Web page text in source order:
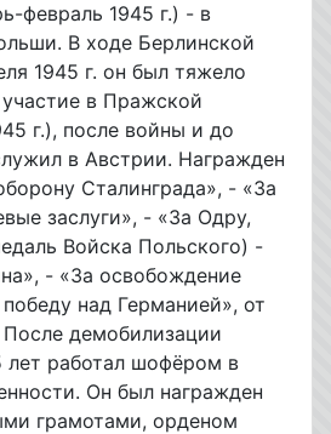
февраль 1945 г.) - в
В ходе Берлинской
1945 г. он был тяжело
в Пражской
г.), после войны и до
в Австрии. Награжден
Сталинграда», - «За
заслуги», - «За Одру,
Войска Польского) -
- «За освобождение
над Германией», от
После демобилизации
работал шофёром в
Он был награжден
грамотами, орденом